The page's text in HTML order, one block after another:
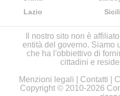
Lazio
Il nostro sito non è
entità del governo. Siamo
che ha l'obbiettivo di
cittadini e
Menzioni legali
Contatti
Copyright © 2010-2026